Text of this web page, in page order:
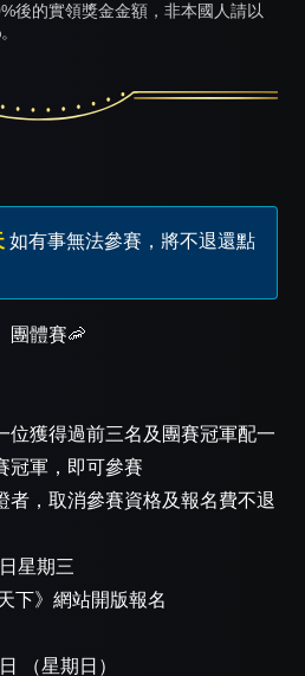
後的實領獎金金額，非本國人請以
如有事無法參賽，將不退還點
團體賽🦐
位獲得過前三名及團賽冠軍配一
冠軍，即可參賽
，取消參賽資格及報名費不退
星期三
下》網站開版報名
（星期日）